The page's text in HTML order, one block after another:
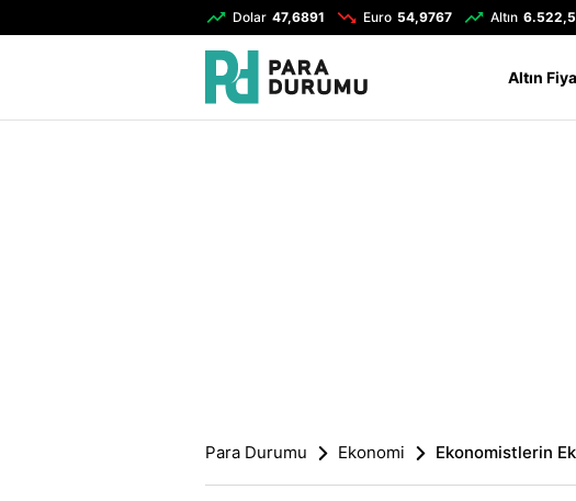
Dolar 47,6891 Euro 54,9767 Altın
Altın
Para Durumu Ekonomi Ekonomistlerin